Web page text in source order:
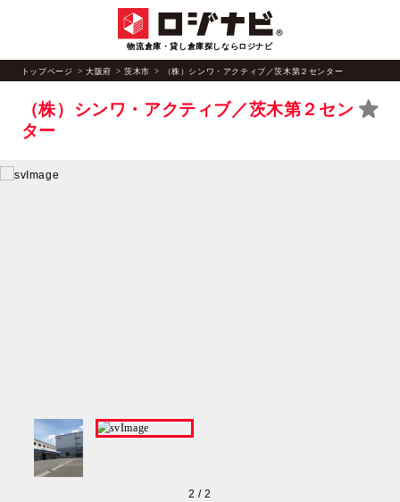
物流倉庫・貸し倉庫探しならロジナビ
トップページ 大阪府 茨木市 （株）シンワ・アクティブ／茨木第２センター
2 / 2
（株）シンワ・アクティブ／茨木第２セン
ター